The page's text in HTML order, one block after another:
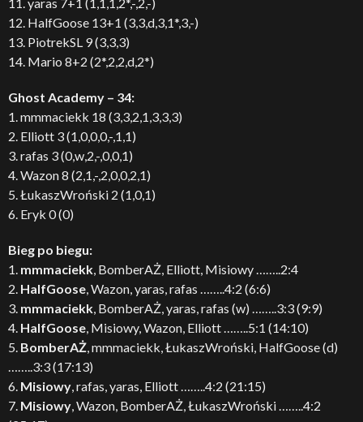
12. HalfGoose 13+1 (3,3,d,3,1*,3,-)
13. PiotrekSL 9 (3,3,3)
14. Mario 8+2 (2*,2,2,d,2*)
Ghost Academy – 34:
1. mmmaciekk 18 (3,3,2,1,3,3,3)
2. Elliott 3 (1,0,0,0,-,1,1)
3. rafas 3 (0,w,2,-,0,0,1)
4. Wazon 8 (2,1,-,2,0,0,2,1)
5. ŁukaszWroński 2 (1,0,1)
6. Eryk 0 (0)
Bieg po biegu:
1. mmmaciekk , BomberAŻ, Elliott, Misiowy ……..2:4
2. HalfGoose , Wazon, yaras, rafas ……..4:2 (6:6)
3. mmmaciekk , BomberAŻ, yaras, rafas (w) ……..3:3 (9:9)
4. HalfGoose , Misiowy, Wazon, Elliott ……..5:1 (14:10)
5. BomberAŻ , mmmaciekk, ŁukaszWroński, HalfGoose (d)
……..3:3 (17:13)
6. Misiowy , rafas, yaras, Elliott ……..4:2 (21:15)
7. Misiowy , Wazon, BomberAŻ, ŁukaszWroński ……..4:2